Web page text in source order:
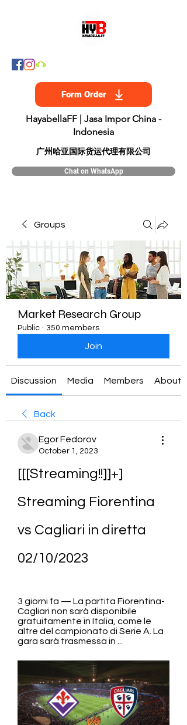
Form Order
HayabellaFF | Jasa Impor China -
Indonesia
​广州哈亚国际货运代理有限公司
Chat on WhatsApp
Groups
Market Research Group
Public · 350 members
Join
Discussion Media Members About
Back
Egor Fedorov
October 1, 2023
[[[Streaming!!]]+]
Streaming Fiorentina
vs Cagliari in diretta
02/10/2023
3 giorni fa — La partita Fiorentina-
Cagliari non sarà disponibile
gratuitamente in Italia, come le
altre del campionato di Serie A. La
gara sarà trasmessa in ...